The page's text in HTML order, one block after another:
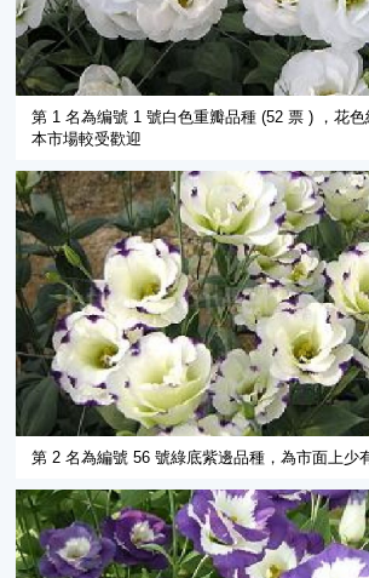
第 1 名為编號 1 號白色重瓣品種 (52 票 ) ，花色
本市場較受歡迎
第 2 名為編號 56 號綠底紫邊品種，為市面上少